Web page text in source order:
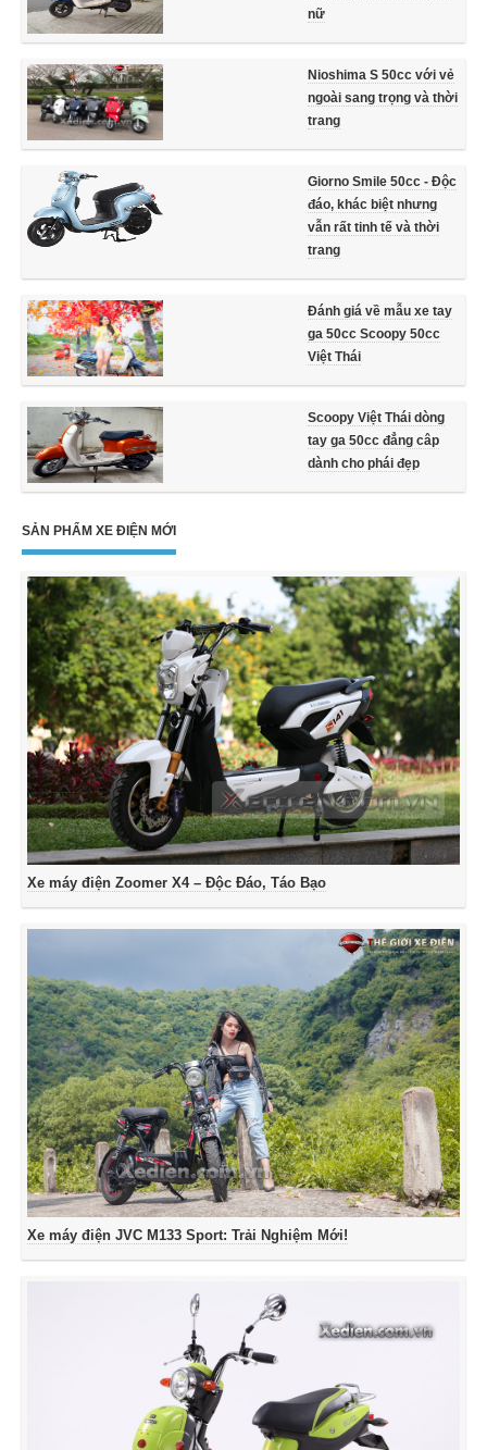
nữ
Nioshima S 50cc với vẻ
ngoài sang trọng và thời
trang
Giorno Smile 50cc - Độc
đáo, khác biệt nhưng
vẫn rất tinh tế và thời
trang
Đánh giá về mẫu xe tay
ga 50cc Scoopy 50cc
Việt Thái
Scoopy Việt Thái dòng
tay ga 50cc đẳng câp
dành cho phái đẹp
SẢN PHẨM XE ĐIỆN MỚI
Xe máy điện Zoomer X4 – Độc Đáo, Táo Bạo
Xe máy điện JVC M133 Sport: Trải Nghiệm Mới!